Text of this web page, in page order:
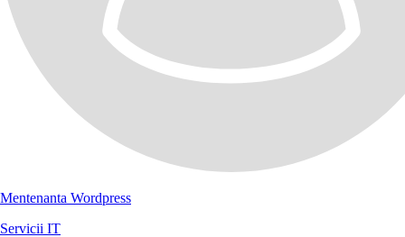
Mentenanta Wordpress
Servicii IT